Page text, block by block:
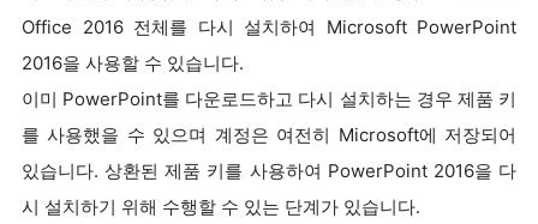
Office 2016 전체를 다시 설치하여 Microsoft PowerPoint
2016을 사용할 수 있습니다.
이미 PowerPoint를 다운로드하고 다시 설치하는 경우 제품 키
를 사용했을 수 있으며 계정은 여전히 Microsoft에 저장되어
있습니다. 상환된 제품 키를 사용하여 PowerPoint 2016을 다
시 설치하기 위해 수행할 수 있는 단계가 있습니다.